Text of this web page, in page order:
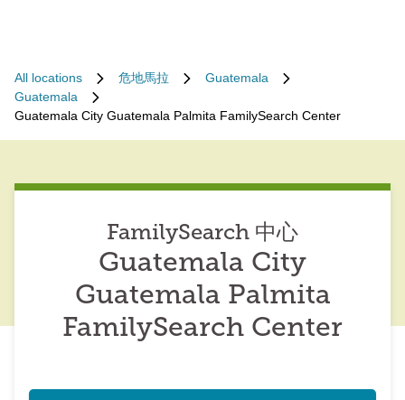
All locations 危地馬拉
Guatemala
Guatemala
Guatemala City Guatemala Palmita FamilySearch Center
FamilySearch 中心
Guatemala City
Guatemala Palmita
FamilySearch Center